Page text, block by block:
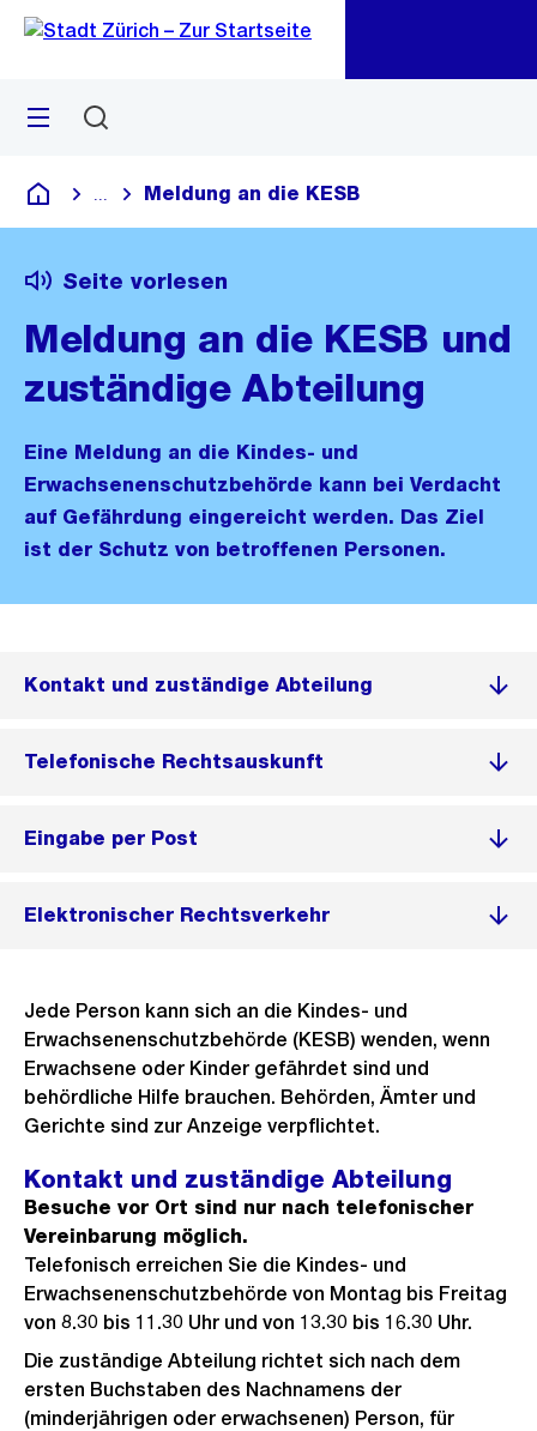
Navigation
Sprunglink
Menü
Deutsch
Blende alle Breadcrumbs ein
Meldung an die KESB
Seite vorlesen
Meldung an die KESB und
zuständige Abteilung
Eine Meldung an die Kindes- und
Erwachsenenschutzbehörde kann bei Verdacht
auf Gefährdung eingereicht werden. Das Ziel
ist der Schutz von betroffenen Personen.
Kontakt und zuständige Abteilung
Telefonische Rechtsauskunft
Eingabe per Post
Elektronischer Rechtsverkehr
Jede Person kann sich an die Kindes- und
Erwachsenenschutzbehörde (KESB) wenden, wenn
Erwachsene oder Kinder gefährdet sind und
behördliche Hilfe brauchen. Behörden, Ämter und
Gerichte sind zur Anzeige verpflichtet.
Kontakt und zuständige Abteilung
Besuche vor Ort sind nur nach telefonischer
Vereinbarung möglich.
Telefonisch erreichen Sie die Kindes- und
Erwachsenenschutzbehörde von Montag bis Freitag
von 8.30 bis 11.30 Uhr und von 13.30 bis 16.30 Uhr.
Die zuständige Abteilung richtet sich nach dem
ersten Buchstaben des Nachnamens der
(minderjährigen oder erwachsenen) Person, für